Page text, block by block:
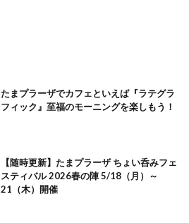
たまプラーザでカフェといえば『ラテグラ
フィック』至福のモーニングを楽しもう！
【随時更新】たまプラーザ ちょい呑みフェ
スティバル 2026春の陣 5/18（月）～
21（木）開催